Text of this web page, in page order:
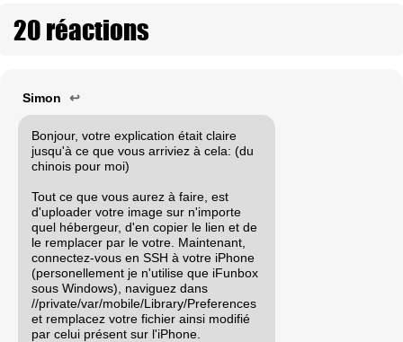
20 réactions
Simon ↩
Bonjour, votre explication était claire
jusqu'à ce que vous arriviez à cela: (du
chinois pour moi)
Tout ce que vous aurez à faire, est
d'uploader votre image sur n'importe
quel hébergeur, d'en copier le lien et de
le remplacer par le votre. Maintenant,
connectez-vous en SSH à votre iPhone
(personellement je n'utilise que iFunbox
sous Windows), naviguez dans
//private/var/mobile/Library/Preferences
et remplacez votre fichier ainsi modifié
par celui présent sur l'iPhone.